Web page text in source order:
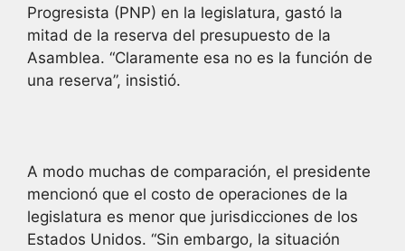
Progresista (PNP) en la legislatura, gastó la
mitad de la reserva del presupuesto de la
Asamblea. “Claramente esa no es la función de
una reserva”, insistió.
A modo muchas de comparación, el presidente
mencionó que el costo de operaciones de la
legislatura es menor que jurisdicciones de los
Estados Unidos. “Sin embargo, la situación